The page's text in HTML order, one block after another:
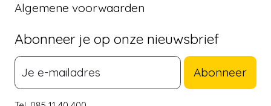
Algemene voorwaarden
Abonneer je op onze nieuwsbrief
Abonneer